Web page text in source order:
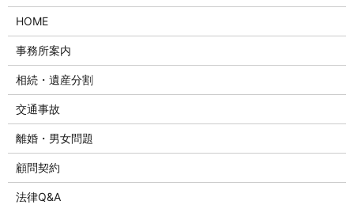
HOME
事務所案内
相続・遺産分割
交通事故
離婚・男女問題
顧問契約
法律Q&A